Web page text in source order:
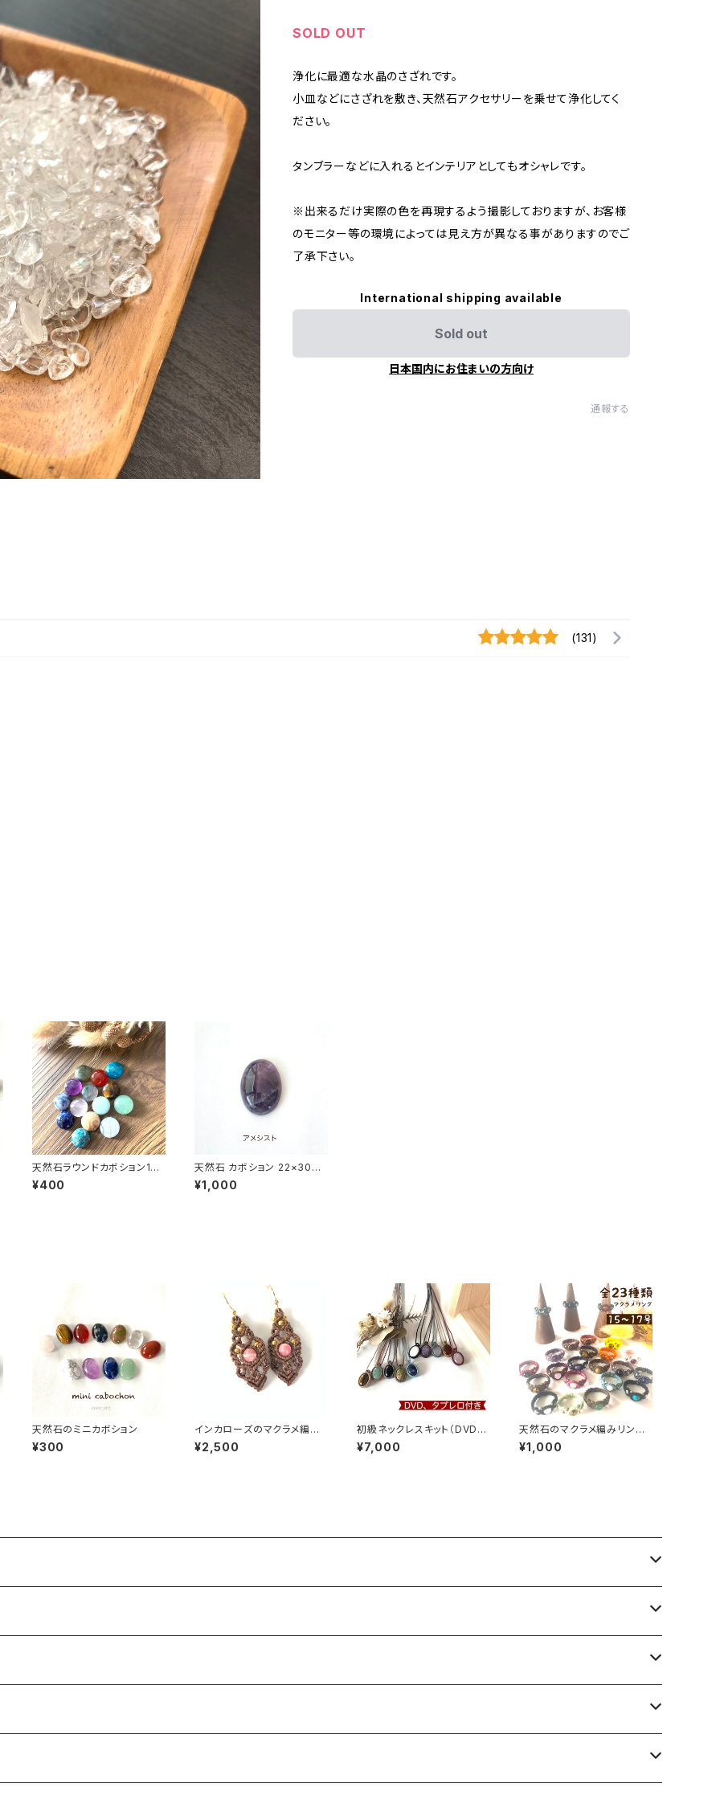
SOLD OUT
浄化に最適な水晶のさざれです。
小皿などにさざれを敷き、天然石アクセサリーを乗せて浄化してく
ださい。
タンブラーなどに入れるとインテリアとしてもオシャレです。
※出来るだけ実際の色を再現するよう撮影しておりますが、お客様
のモニター等の環境によっては見え方が異なる事がありますのでご
了承下さい。
International shipping available
Sold out
日本国内にお住まいの方向け
通報する
(131)
天然石ラウンドカボション10
mm(マクラメ編みなどハンド
メイドアクセサリーの素材に)
¥400
天然石 カボション 22×30m
m マクラメ編みに最適♪（ブ
ラウンアゲート、ソーダライト、
¥1,000
天然石のミニカボション
¥300
インカローズのマクラメ編み
ピアス
¥2,500
初級ネックレスキット（DVD、
タブレロ付き）【マクラメ編み
通信講座】
¥7,000
天然石のマクラメ編みリング：
約15～17号
¥1,000